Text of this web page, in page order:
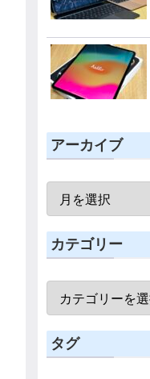
アーカイブ
カテゴリー
タグ